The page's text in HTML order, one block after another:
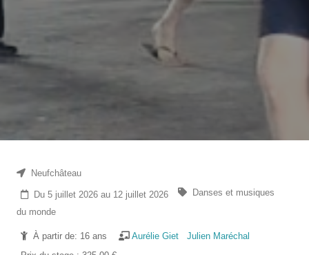
Neufchâteau
Du 5 juillet 2026 au 12 juillet 2026
Danses et musiques
du monde
À partir de: 16 ans Aurélie Giet
Julien Maréchal